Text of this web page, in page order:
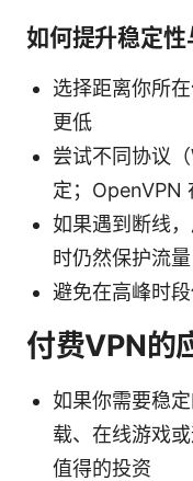
如何提升稳定性
选择距离你所
更低
尝试不同协议
定；OpenVPN
如果遇到断线
时仍然保护流量
避免在高峰时
付费VPN的
如果你需要稳
载、在线游戏
值得的投资